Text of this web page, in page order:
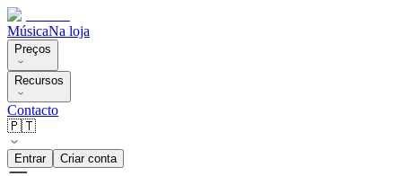
MúsicaNa loja
Preços
Recursos
Contacto
🇵🇹
Entrar Criar conta